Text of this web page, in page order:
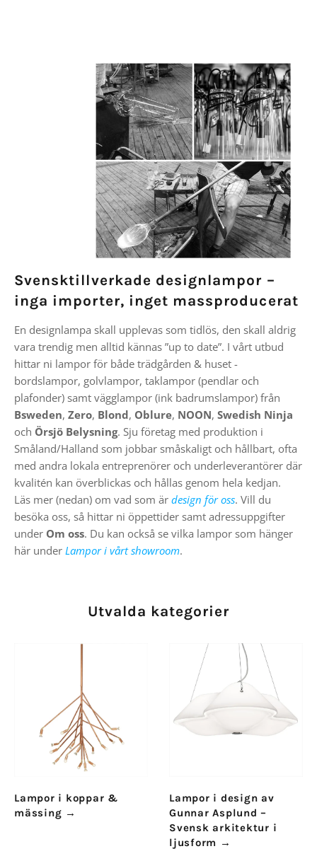
Svensktillverkade designlampor –
inga importer, inget massproducerat
En designlampa skall upplevas som tidlös, den skall aldrig
vara trendig men alltid kännas ”up to date”. I vårt utbud
hittar ni lampor för både trädgården & huset -
bordslampor, golvlampor, taklampor (pendlar och
plafonder) samt vägglampor (ink badrumslampor) från
Bsweden, Zero, Blond, Oblure, NOON, Swedish Ninja
och Örsjö Belysning. Sju företag med produktion i
Småland/Halland som jobbar småskaligt och hållbart, ofta
med andra lokala entreprenörer och underleverantörer där
kvalitén kan överblickas och hållas genom hela kedjan.
Läs mer (nedan) om vad som är design för oss. Vill du
besöka oss, så hittar ni öppettider samt adressuppgifter
under Om oss. Du kan också se vilka lampor som hänger
här under Lampor i vårt showroom.
Utvalda kategorier
Lampor i koppar &
mässing →
Lampor i design av
Gunnar Asplund –
Svensk arkitektur i
ljusform →